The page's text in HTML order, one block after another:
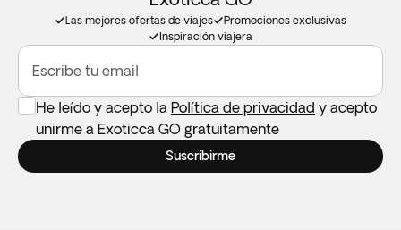
Las mejores ofertas de viajes
Promociones exclusivas
Inspiración viajera
Escribe tu email
He leído y acepto la Política de privacidad y acepto
unirme a Exoticca GO gratuitamente
Suscribirme